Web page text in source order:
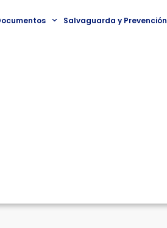
Salvaguarda y Prevención